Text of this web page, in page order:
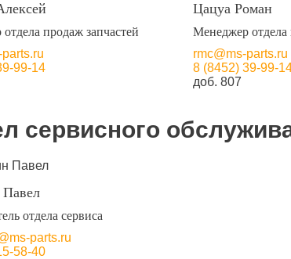
продаж запчастей
99-14
Цацуа Роман
Менеджер отдела
rmc@ms-parts.ru
8 (8452) 39-99-
доб. 807
сервисного
отдела сервиса
parts.ru
58-40